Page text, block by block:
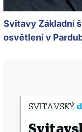
Svitavy Základní
osvětlení v